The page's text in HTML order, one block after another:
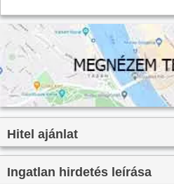
Hitel ajánlat
Ingatlan hirdetés leírása